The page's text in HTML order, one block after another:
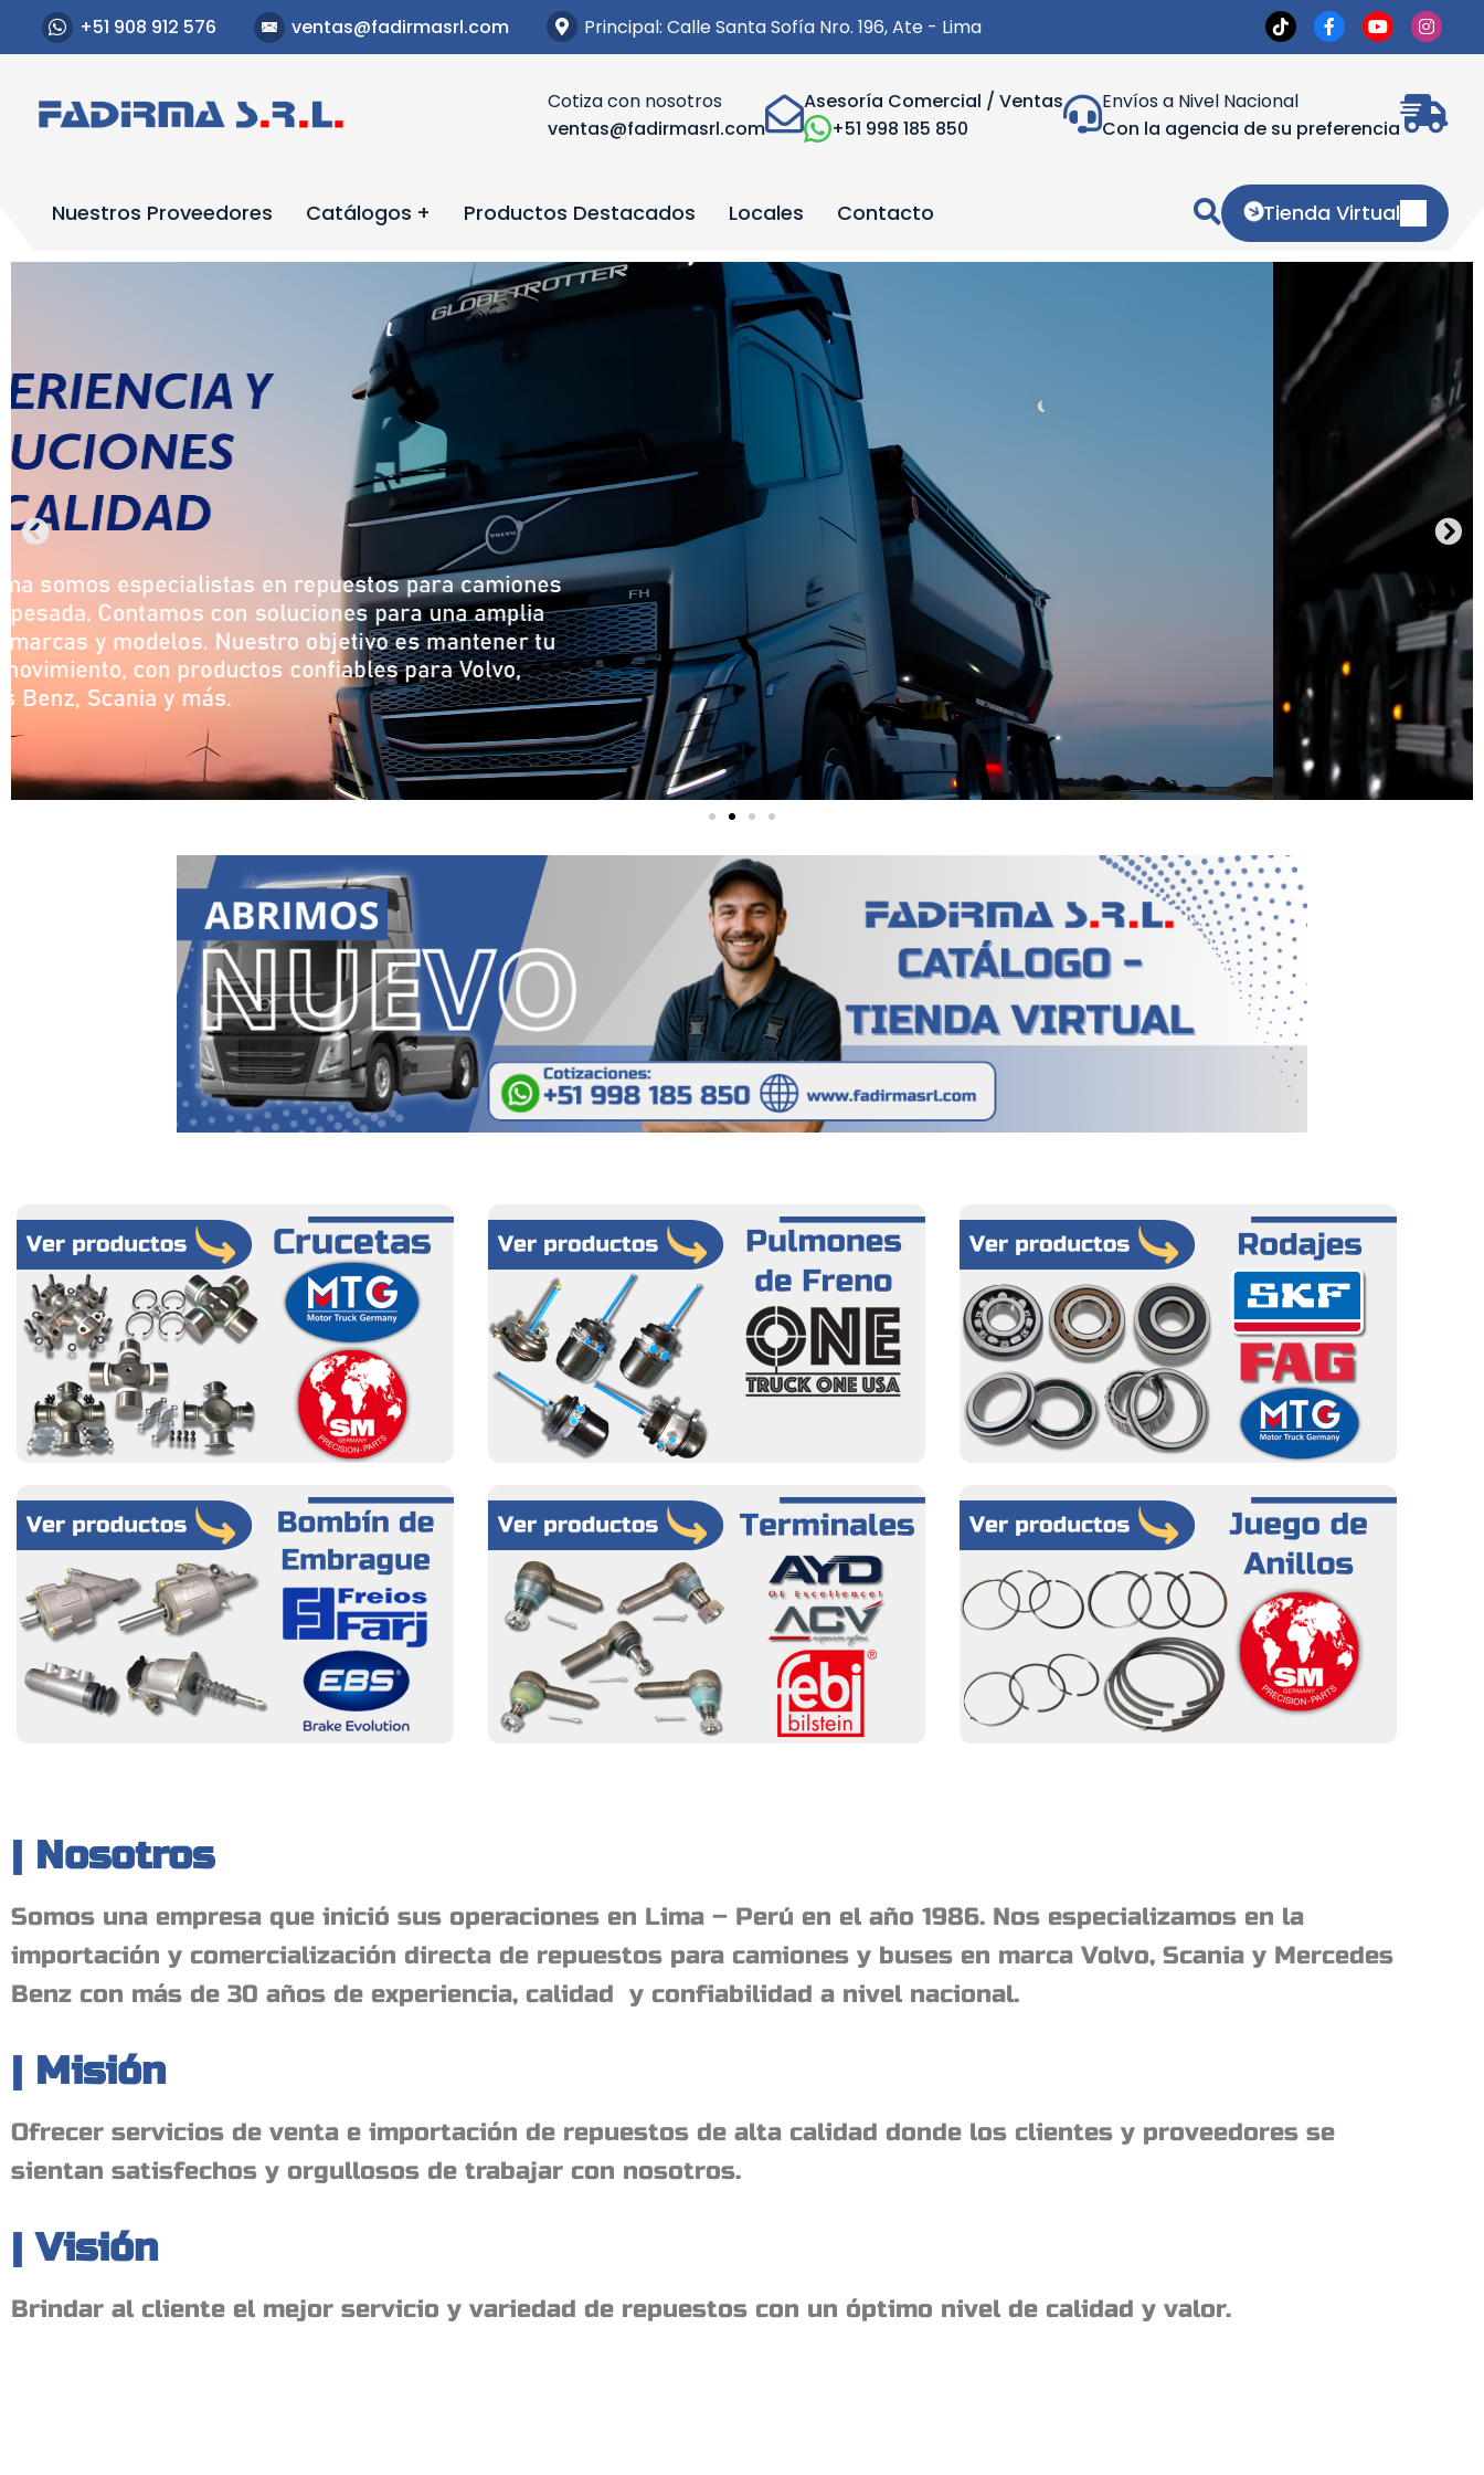
+51 908 912 576 ventas@fadirmasrl.com Principal: Calle Santa Sofía Nro. 196, Ate - Lima
Cotiza con nosotros
ventas@fadirmasrl.com
Asesoría Comercial / Ventas
+51 998 185 850
Envíos a Nivel Nacional
Con la agencia de su preferencia
Nuestros Proveedores Catálogos Productos Destacados Locales Contacto Tienda Virtual
| Nosotros
Somos una empresa que inició sus operaciones en Lima – Perú en el año 1986. Nos especializamos en la
importación y comercialización directa de repuestos para camiones y buses en marca Volvo, Scania y Mercedes
Benz con más de 30 años de experiencia, calidad y confiabilidad a nivel nacional.
| Misión
Ofrecer servicios de venta e importación de repuestos de alta calidad donde los clientes y proveedores se
sientan satisfechos y orgullosos de trabajar con nosotros.
| Visión
Brindar al cliente el mejor servicio y variedad de repuestos con un óptimo nivel de calidad y valor.